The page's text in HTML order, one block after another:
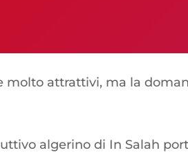
molto attrattivi, ma la
algerino di In Salah